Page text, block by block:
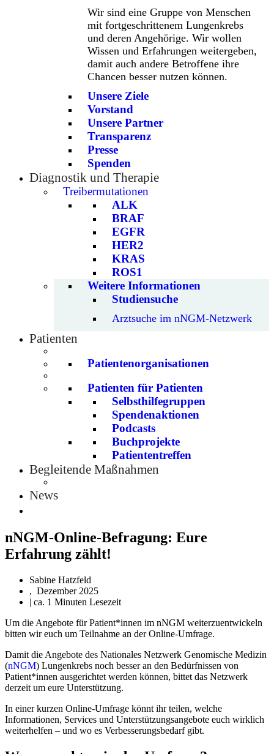
Wir sind eine Gruppe von Menschen
mit fortgeschrittenem Lungenkrebs
und deren Angehörige. Wir wollen
Wissen und Erfahrungen weitergeben,
damit auch andere Betroffene ihre
Chancen besser nutzen können.
Unsere Ziele
Vorstand
Unsere Partner
Transparenz
Presse
Spenden
Diagnostik und Therapie
Treibermutationen
ALK
BRAF
EGFR
HER2
KRAS
ROS1
Weitere Informationen
Studiensuche
Arztsuche im nNGM-Netzwerk
Patienten
Patientenorganisationen
Patienten für Patienten
Selbsthilfegruppen
Spendenaktionen
Podcasts
Buchprojekte
Patiententreffen
Begleitende Maßnahmen
News
nNGM-Online-Befragung: Eure
Erfahrung zählt!
Sabine Hatzfeld
, Dezember 2025
| ca. 1 Minuten Lesezeit
Um die Angebote für Patient*innen im nNGM weiterzuentwickeln
bitten wir euch um Teilnahme an der Online-Umfrage.
Damit die Angebote des Nationales Netzwerk Genomische Medizin
(nNGM) Lungenkrebs noch besser an den Bedürfnissen von
Patient*innen ausgerichtet werden können, bittet das Netzwerk
derzeit um eure Unterstützung.
In einer kurzen Online-Umfrage könnt ihr teilen, welche
Informationen, Services und Unterstützungsangebote euch wirklich
weiterhelfen – und wo es Verbesserungsbedarf gibt.